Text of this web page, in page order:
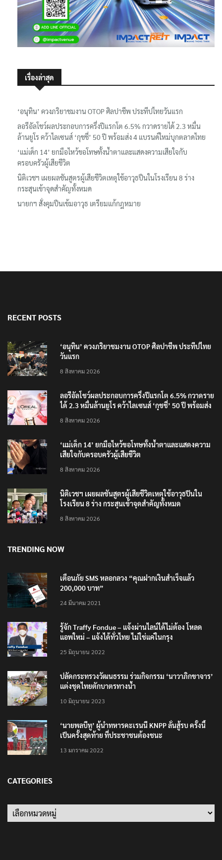
เรื่องล่าสุด
‘อนุทิน’ ควงภริยาชมงาน OTOP ศิลปาชีพ ประทีปไทยวันแรก
ลอรีอัลโชว์ผลประกอบการครึ่งปีแรกโต 6.5% กวาดรายได้ 2.3 หมื่น
ล้านยูโร คว้าไลเซนส์ ‘กุชชี่’ 50 ปี พร้อมส่ง 4 แบรนด์ใหม่บุกตลาดไทย
‘แม่เด็ก 14’ ยกมือไหว้ขอโทษทั้งน้ำตาและแสดงความเสียใจกับ
ครอบครัวผู้เสียชีวิต
นิติเวชฯ เผยผลชันสูตรผู้เสียชีวิตเหตุใช้อาวุธปืนในโรงเรียน 8 ร่าง
กระสุนเข้าจุดสำคัญทั้งหมด
นายกฯ สั่งคุมปืนเข้มอาวุธ เตรียมแก้กฎหมาย
RECENT POSTS
‘อนุทิน’ ควงภริยาชมงาน OTOP ศิลปาชีพ ประทีปไทย
วันแรก
8 สิงหาคม 2026
ลอรีอัลโชว์ผลประกอบการครึ่งปีแรกโต 6.5% กวาดราย
ได้ 2.3 หมื่นล้านยูโร คว้าไลเซนส์ ‘กุชชี่’ 50 ปี พร้อมส่ง
8 สิงหาคม 2026
‘แม่เด็ก 14’ ยกมือไหว้ขอโทษทั้งน้ำตาและแสดงความ
เสียใจกับครอบครัวผู้เสียชีวิต
8 สิงหาคม 2026
นิติเวชฯ เผยผลชันสูตรผู้เสียชีวิตเหตุใช้อาวุธปืนใน
โรงเรียน 8 ร่าง กระสุนเข้าจุดสำคัญทั้งหมด
8 สิงหาคม 2026
TRENDING NOW
เตือนภัย SMS หลอกลวง “คุณฝากเงินสำเร็จแล้ว
200,000 บาท”
24 มีนาคม 2021
รู้จัก Traffy Fondue – แจ้งผ่านไลน์ได้ไม่ต้อง โหลด
แอพใหม่ – แจ้งได้ทั่วไทย ไม่ใช่แค่ในกรุง
25 มิถุนายน 2022
ปลัดกระทรวงวัฒนธรรม ร่วมกิจกรรม ‘นาวาภิกขาจาร’
แต่งชุดไทยตักบาตรทางน้ำ
10 มิถุนายน 2023
‘นายพลบีทู’ ผู้นำทหารคะเรนนี KNPP ลั่นสู้รบ ครั้งนี้
เป็นครั้งสุดท้าย ที่ประชาชนต้องชนะ
13 มกราคม 2022
CATEGORIES